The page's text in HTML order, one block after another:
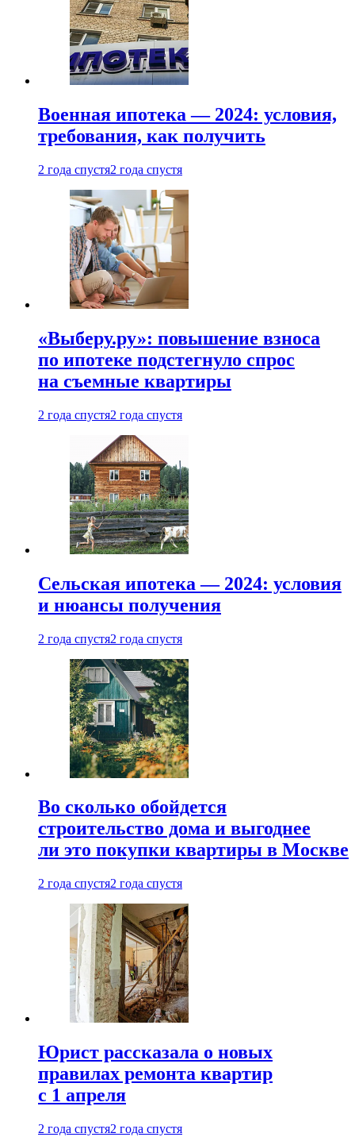
Военная ипотека — 2024: условия,
требования, как получить
2 года спустя2 года спустя
«Выберу.ру»: повышение взноса
по ипотеке подстегнуло спрос
на съемные квартиры
2 года спустя2 года спустя
Сельская ипотека — 2024: условия
и нюансы получения
2 года спустя2 года спустя
Во сколько обойдется
строительство дома и выгоднее
ли это покупки квартиры в Москве
2 года спустя2 года спустя
Юрист рассказала о новых
правилах ремонта квартир
с 1 апреля
2 года спустя2 года спустя